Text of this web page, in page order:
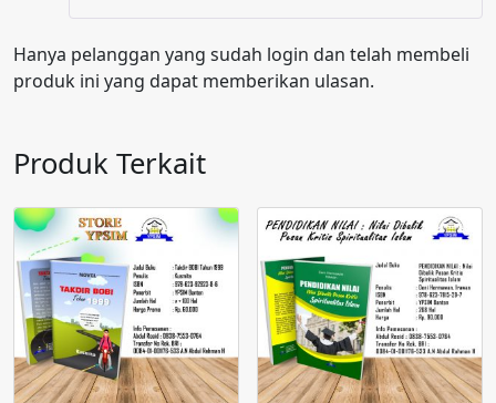
Hanya pelanggan yang sudah login dan telah membeli
produk ini yang dapat memberikan ulasan.
Produk Terkait